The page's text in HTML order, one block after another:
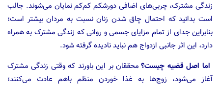
زندگی مشترک، چربی‌های اضافی دورشکم کم‌کم نمایان می‌شوند. جالب
است بدانید که احتمال چاق شدن زنان نسبت به مردان بیشتر است؛
بنابراین جدای از تمام مزایای جسمی و روانی که زندگی مشترک به همراه
دارد، این اثر جانبی ازدواج هم نباید نادیده گرفته شود.
اما اصل قضیه چیست؟محققان بر این باورند که وقتی زندگی مشترک
آغاز می‌شود، زوج‌ها به غذا خوردن منظم باهم عادت می‌کنند؛